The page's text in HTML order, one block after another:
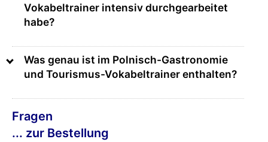
Vokabeltrainer intensiv durchgearbeitet
habe?
Was genau ist im Polnisch-Gastronomie
und Tourismus-Vokabeltrainer enthalten?
Fragen
... zur Bestellung